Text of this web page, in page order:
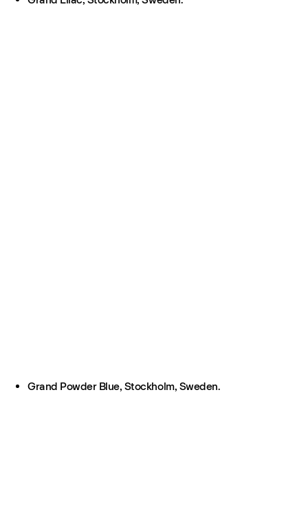
Grand Powder Blue, Stockholm, Sweden.